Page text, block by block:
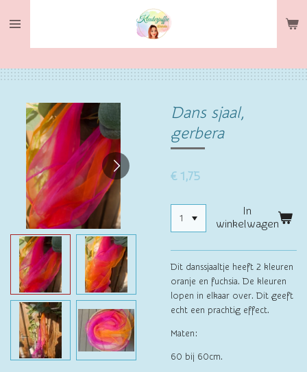
direct
hoofdinhoud
Dans sjaal,
gerbera
€ 1,75
In
winkelwagen
Dit danssjaaltje heeft 2 kleuren
oranje en fuchsia. De kleuren
lopen in elkaar over. Dit geeft
echt een prachtig effect.
Maten:
60 bij 60cm.